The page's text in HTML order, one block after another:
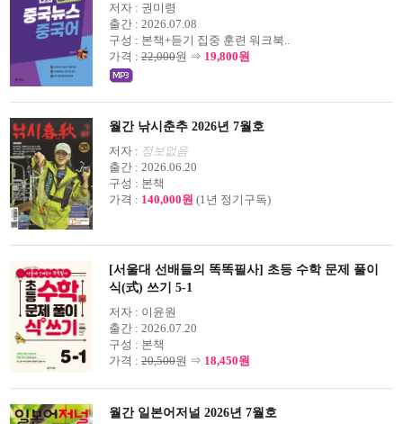
저자 : 권미령
출간 : 2026.07.08
구성 : 본책+듣기 집중 훈련 워크북..
가격 : 22,000원 ⇒ 19,800원
월간 낚시춘추 2026년 7월호
저자 : 정보없음
출간 : 2026.06.20
구성 : 본책
가격 : 140,000원 (1년 정기구독)
[서울대 선배들의 똑똑필사] 초등 수학 문제 풀이
식(式) 쓰기 5-1
저자 : 이윤원
출간 : 2026.07.20
구성 : 본책
가격 : 20,500원 ⇒ 18,450원
월간 일본어저널 2026년 7월호